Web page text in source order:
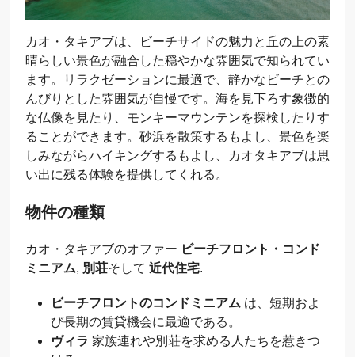
カオ・タキアブは、ビーチサイドの魅力と丘の上の素
晴らしい景色が融合した穏やかな雰囲気で知られてい
ます。リラクゼーションに最適で、静かなビーチとの
んびりとした雰囲気が自慢です。海を見下ろす象徴的
な仏像を見たり、モンキーマウンテンを探検したりす
ることができます。砂浜を散策するもよし、景色を楽
しみながらハイキングするもよし、カオタキアブは思
い出に残る体験を提供してくれる。
物件の種類
カオ・タキアブのオファー ビーチフロント・コンド
ミニアム, 別荘そして 近代住宅.
ビーチフロントのコンドミニアム は、短期およ
び長期の賃貸機会に最適である。
ヴィラ 家族連れや別荘を求める人たちを惹きつ